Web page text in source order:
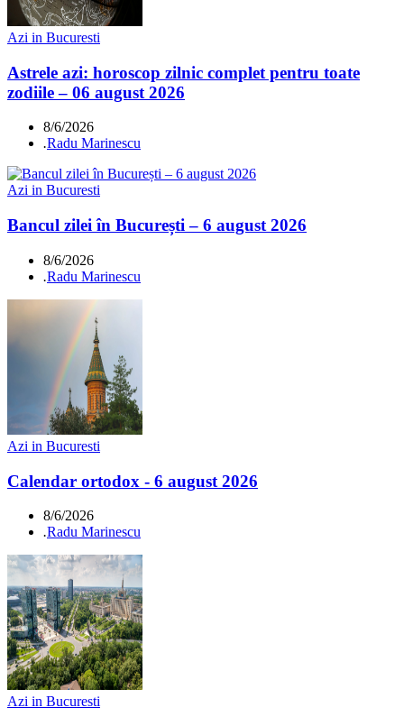
Azi in Bucuresti
Astrele azi: horoscop zilnic complet pentru toate
zodiile – 06 august 2026
8/6/2026
.Radu Marinescu
Azi in Bucuresti
Bancul zilei în București – 6 august 2026
8/6/2026
.Radu Marinescu
Azi in Bucuresti
Calendar ortodox - 6 august 2026
8/6/2026
.Radu Marinescu
Azi in Bucuresti